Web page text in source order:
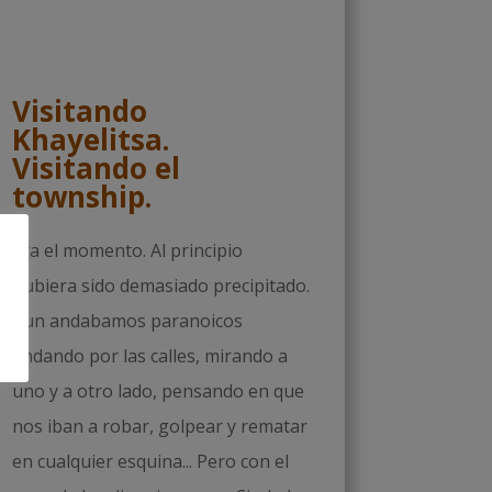
Visitando
Khayelitsa.
Visitando el
township.
Era el momento. Al principio
hubiera sido demasiado precipitado.
Aun andabamos paranoicos
andando por las calles, mirando a
uno y a otro lado, pensando en que
nos iban a robar, golpear y rematar
en cualquier esquina... Pero con el